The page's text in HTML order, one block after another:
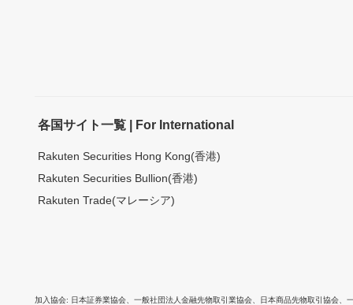
各国サイト一覧 | For International
Rakuten Securities Hong Kong(香港)
Rakuten Securities Bullion(香港)
Rakuten Trade(マレーシア)
加入協会 日本証券業協会 一般社団法人金融先物取引業協会 日本商品先物取引協会